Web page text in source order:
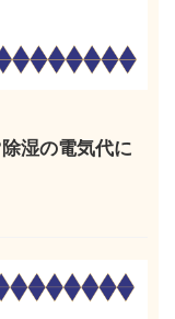
湿の電気代に